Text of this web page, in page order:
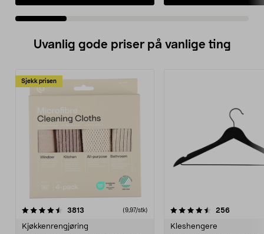
Uvanlig gode priser på vanlige ting
Sjekk prisen
3813 anmeldelser(9,97/stk)
Kjøkkenrengjøring
4.5av 5 stjerner 256
Kleshengere
4.5av 5 stjerner